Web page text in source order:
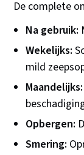
De complete
Na gebruik:
Wekelijks:
mild
Maandelijks:
Opbergen:
Smering: